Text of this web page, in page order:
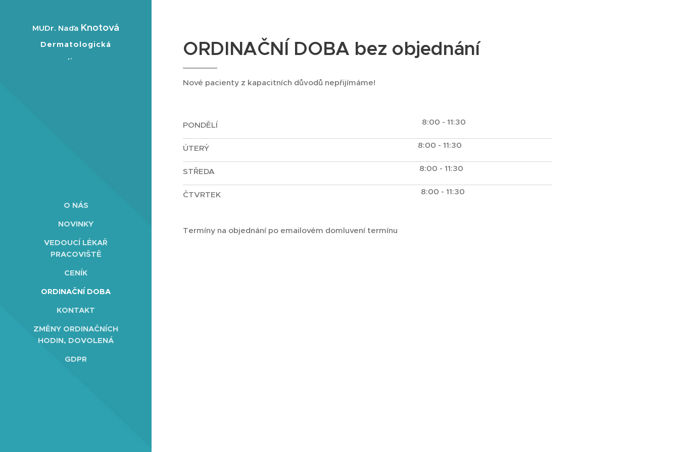
MUDr. Naďa Knotová
Dermatologická
ordinace
O NÁS
NOVINKY
VEDOUCÍ LÉKAŘ
PRACOVIŠTĚ
CENÍK
ORDINAČNÍ DOBA
KONTAKT
ZMĚNY ORDINAČNÍCH
HODIN, DOVOLENÁ
GDPR
ORDINAČNÍ DOBA bez objednání
Nové pacienty z kapacitních důvodů nepřijímáme!
PONDĚLÍ 8:00 - 11:30
ÚTERÝ 8:00 - 11:30
STŘEDA 8:00 - 11:30
ČTVRTEK 8:00 - 11:30
Termíny na objednání po emailovém domluvení termínu